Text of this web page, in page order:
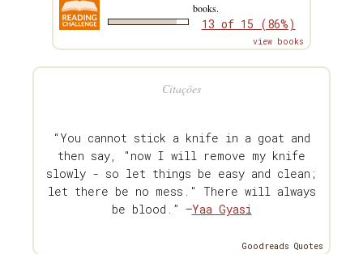
books.
13 of 15 (86%)
view books
Citações
“You cannot stick a knife in a goat and
then say, "now I will remove my knife
slowly - so let things be easy and clean;
let there be no mess." There will always
be blood.” —Yaa Gyasi
Goodreads Quotes